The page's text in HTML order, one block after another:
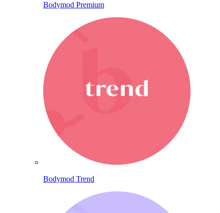
Bodymod Premium
Bodymod Trend